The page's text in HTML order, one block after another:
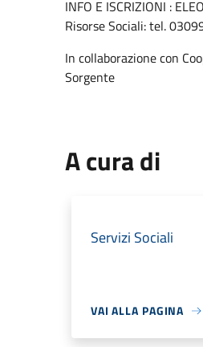
INFO E ISCRIZIONI :
Risorse Sociali: tel.
In collaborazione con
Sorgente
A cura di
Servizi Sociali
VAI ALLA PAGINA